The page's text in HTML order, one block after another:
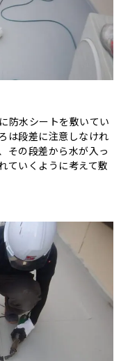
防水シートを敷いてい
は段差に注意しなけれ
その段差から水が入っ
ていくように考えて敷